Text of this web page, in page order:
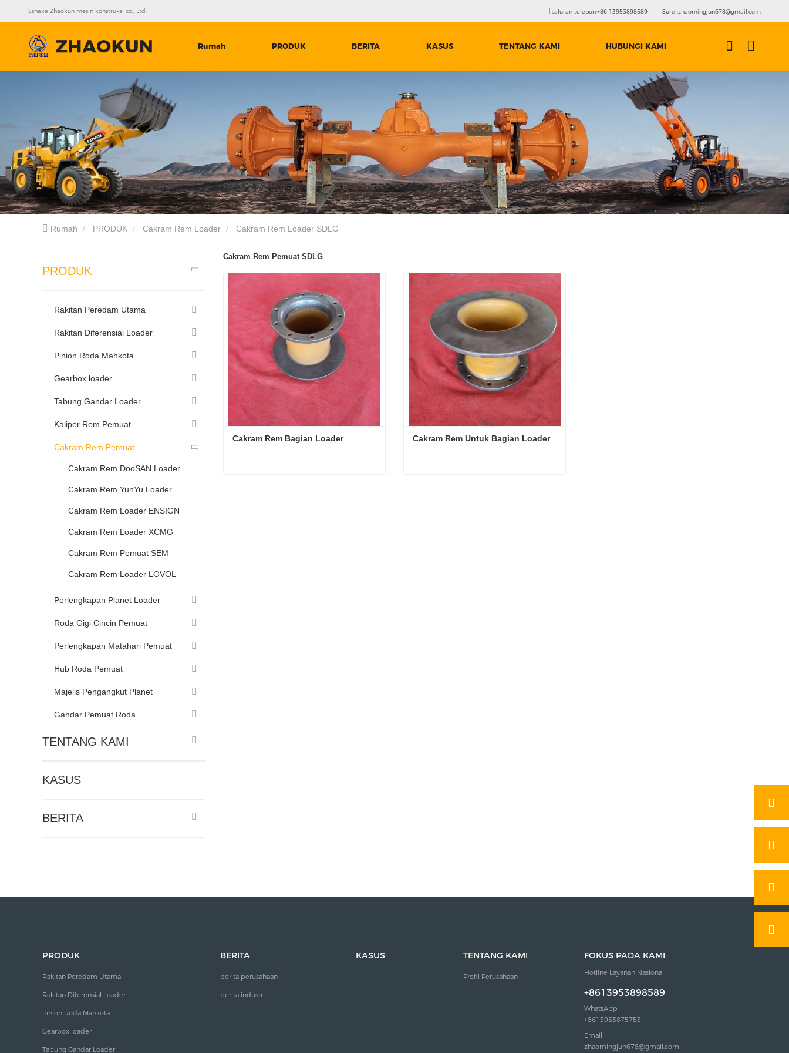
Sshake Zhaokun mesin konstruksi co., Ltd. saluran telepon:+86 13953898589 Surel:zhaomingjun678@gmail.com
Rumah PRODUK BERITA KASUS TENTANG KAMI HUBUNGI KAMI
Rumah PRODUK Cakram Rem Loader Cakram Rem Loader SDLG
PRODUK
Rakitan Peredam Utama
Rakitan Diferensial Loader
Pinion Roda Mahkota
Gearbox loader
Tabung Gandar Loader
Kaliper Rem Pemuat
Cakram Rem Pemuat
Cakram Rem DooSAN Loader
Cakram Rem YunYu Loader
Cakram Rem Loader ENSIGN
Cakram Rem Loader XCMG
Cakram Rem Pemuat SEM
Cakram Rem Loader LOVOL
Perlengkapan Planet Loader
Roda Gigi Cincin Pemuat
Perlengkapan Matahari Pemuat
Hub Roda Pemuat
Majelis Pengangkut Planet
Gandar Pemuat Roda
TENTANG KAMI
KASUS
BERITA
Cakram Rem Pemuat SDLG
Cakram Rem Bagian Loader Cakram Rem Untuk Bagian Loader
PRODUK
Rakitan Peredam Utama
Rakitan Diferensial Loader
Pinion Roda Mahkota
Gearbox loader
Tabung Gandar Loader
BERITA
berita perusahaan
berita industri
KASUS TENTANG KAMI
Profil Perusahaan
FOKUS PADA KAMI
Hotline Layanan Nasional
+8613953898589
WhatsApp
+8613953875753
Email
zhaomingjun678@gmail.com